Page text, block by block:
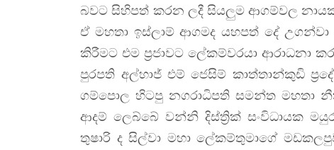
බවට සිහිපත් කරන ලදී සියලුම ආගම්වල
ඒ මහතා ඉස්ලාම් ආගමද යහපත් දේ
කිරීමට එම ප්‍රජාවට ලේකම්වරයා
පුරපති අල්හාජ් එම් ජෙසිම් කාත්තාන්කුඩි
ගම්පොල හිටපු නගරාධිපති සමන්ත මහතා
ආදම් ලෙබ්බේ වන්නි දිස්ත්‍රික් සංවිධායක
තුෂාරි ද සිල්වා මහා ලේකම්තුමාගේ